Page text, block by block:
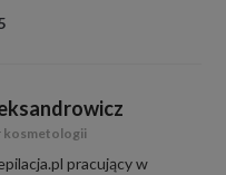
kosmetologii
pracujący w